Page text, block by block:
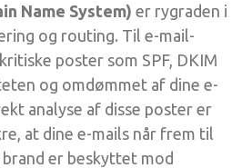
Name System) er rygraden i
og routing. Til e-mail-
poster som SPF, DKIM
og omdømmet af dine e-
analyse af disse poster er
at dine e-mails når frem til
er beskyttet mod